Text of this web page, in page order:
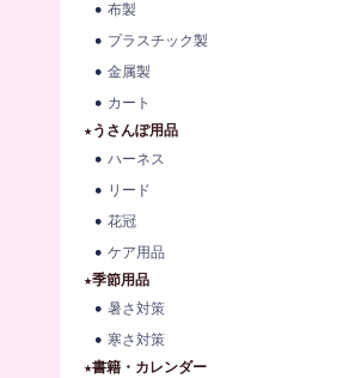
布製
プラスチック製
金属製
カート
★うさんぽ用品
ハーネス
リード
花冠
ケア用品
★季節用品
暑さ対策
寒さ対策
★書籍・カレンダー